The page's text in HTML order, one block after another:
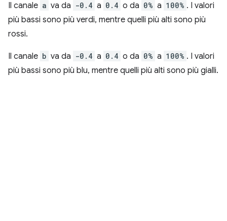
Il canale a va da -0.4 a 0.4 o da 0% a 100% . I valori
più bassi sono più verdi, mentre quelli più alti sono più
rossi.
Il canale b va da -0.4 a 0.4 o da 0% a 100% . I valori
più bassi sono più blu, mentre quelli più alti sono più gialli.